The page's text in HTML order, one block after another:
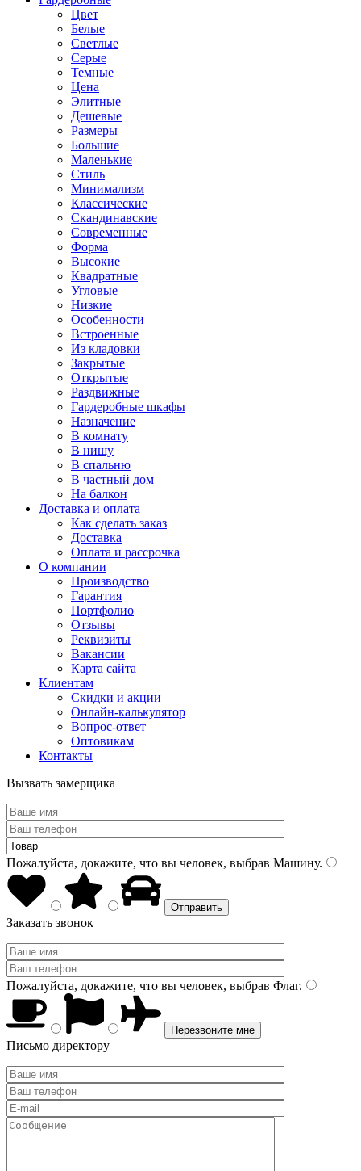
Цвет
Белые
Светлые
Серые
Темные
Цена
Элитные
Дешевые
Размеры
Большие
Маленькие
Стиль
Минимализм
Классические
Скандинавские
Современные
Форма
Высокие
Квадратные
Угловые
Низкие
Особенности
Встроенные
Из кладовки
Закрытые
Открытые
Раздвижные
Гардеробные шкафы
Назначение
В комнату
В нишу
В спальню
В частный дом
На балкон
Доставка и оплата
Как сделать заказ
Доставка
Оплата и рассрочка
О компании
Производство
Гарантия
Портфолио
Отзывы
Реквизиты
Вакансии
Карта сайта
Клиентам
Скидки и акции
Онлайн-калькулятор
Вопрос-ответ
Оптовикам
Контакты
Вызвать замерщика
Пожалуйста, докажите, что вы человек, выбрав Машину.
Заказать звонок
Пожалуйста, докажите, что вы человек, выбрав Флаг.
Письмо директору